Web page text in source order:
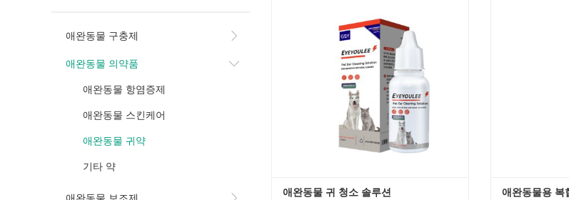
애완동물 구충제
애완동물 의약품
애완동물 항염증제
애완동물 스킨케어
애완동물 귀약
기타 약
애완동물 귀 청소 솔루션 애완동물용 복